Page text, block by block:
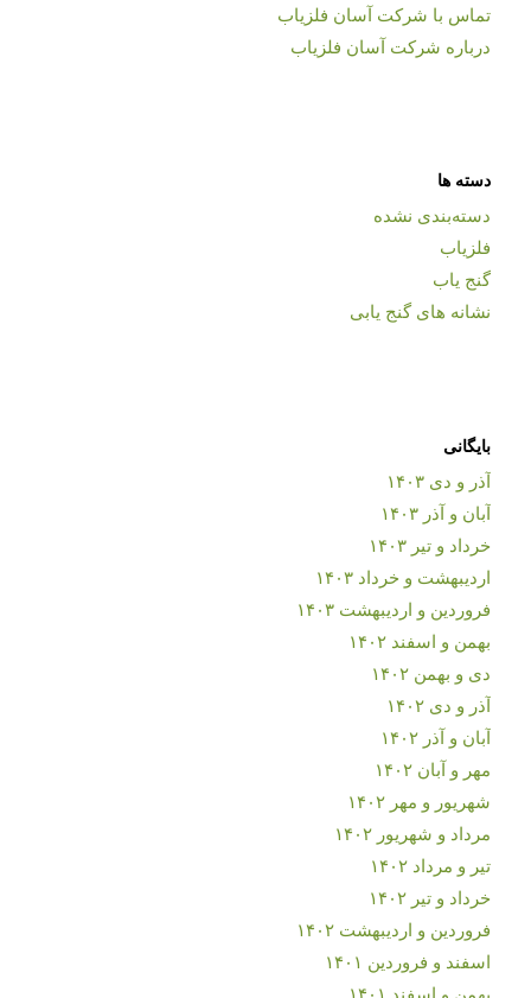
تماس با شرکت آسان فلزیاب
درباره شرکت آسان فلزیاب
دسته ها
دسته‌بندی نشده
فلزیاب
گنج یاب
نشانه های گنج یابی
بایگانی
آذر و دی ۱۴۰۳
آبان و آذر ۱۴۰۳
خرداد و تیر ۱۴۰۳
اردیبهشت و خرداد ۱۴۰۳
فروردین و اردیبهشت ۱۴۰۳
بهمن و اسفند ۱۴۰۲
دی و بهمن ۱۴۰۲
آذر و دی ۱۴۰۲
آبان و آذر ۱۴۰۲
مهر و آبان ۱۴۰۲
شهریور و مهر ۱۴۰۲
مرداد و شهریور ۱۴۰۲
تیر و مرداد ۱۴۰۲
خرداد و تیر ۱۴۰۲
فروردین و اردیبهشت ۱۴۰۲
اسفند و فروردین ۱۴۰۱
بهمن و اسفند ۱۴۰۱